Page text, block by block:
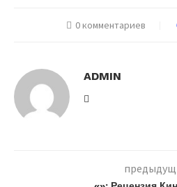
0 комментариев
ADMIN